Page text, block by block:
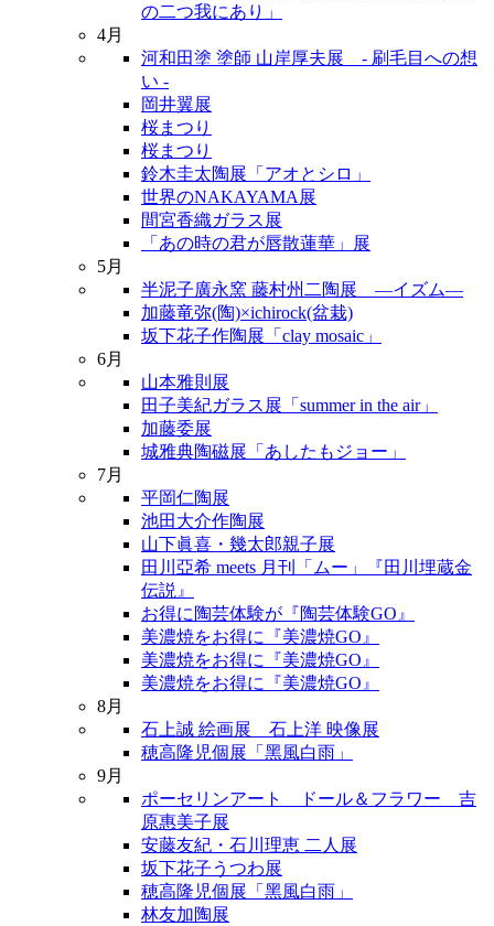
の二つ我にあり」
4月
河和田塗 塗師 山岸厚夫展 - 刷毛目への想
い -
岡井翼展
桜まつり
桜まつり
鈴木圭太陶展「アオとシロ」
世界のNAKAYAMA展
間宮香織ガラス展
「あの時の君が唇散蓮華」展
5月
半泥子廣永窯 藤村州二陶展 ―イズム―
加藤竜弥(陶)×ichirock(盆栽)
坂下花子作陶展「clay mosaic」
6月
山本雅則展
田子美紀ガラス展「summer in the air」
加藤委展
城雅典陶磁展「あしたもジョー」
7月
平岡仁陶展
池田大介作陶展
山下眞喜・幾太郎親子展
田川亞希 meets 月刊「ムー」『田川埋蔵金
伝説』
お得に陶芸体験が『陶芸体験GO』
美濃焼をお得に『美濃焼GO』
美濃焼をお得に『美濃焼GO』
美濃焼をお得に『美濃焼GO』
8月
石上誠 絵画展 石上洋 映像展
穂高隆児個展「黑風白雨」
9月
ポーセリンアート ドール＆フラワー 吉
原惠美子展
安藤友紀・石川理恵 二人展
坂下花子うつわ展
穂高隆児個展「黑風白雨」
林友加陶展